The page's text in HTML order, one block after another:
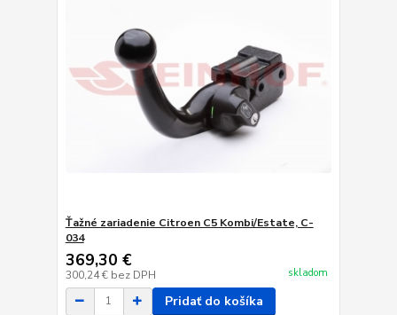
Ťažné zariadenie Citroen C5 Kombi/Estate, C-
034
369,30 €
300,24 € bez DPH skladom
Pridať do košíka